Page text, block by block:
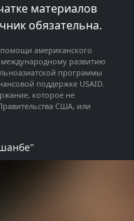
материалов
обязательна.
американского
развитию
программы
поддержке USAID.
которое не
США, или